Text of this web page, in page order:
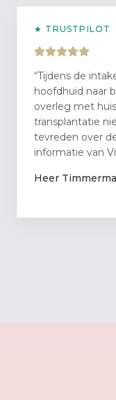
★ TRUSTPILOT
“Tijdens de
hoofdhuid naar
overleg met
transplantatie
tevreden over
informatie van
Heer